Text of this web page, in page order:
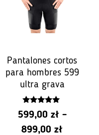
Pantalones cortos
para hombres 599
ultra grava
4.93
z 5
599,00 zł –
899,00 złRango